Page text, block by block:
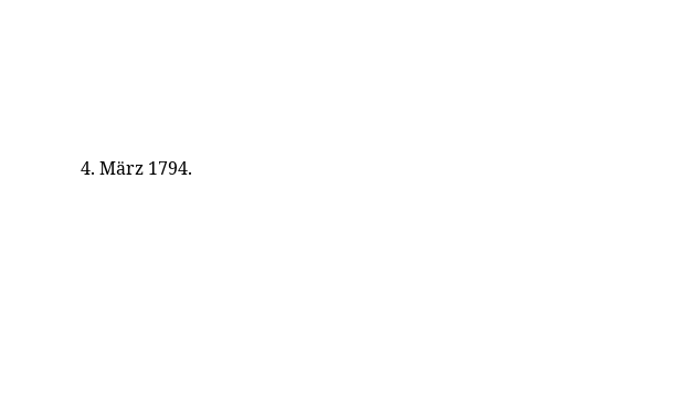
4. März 1794.